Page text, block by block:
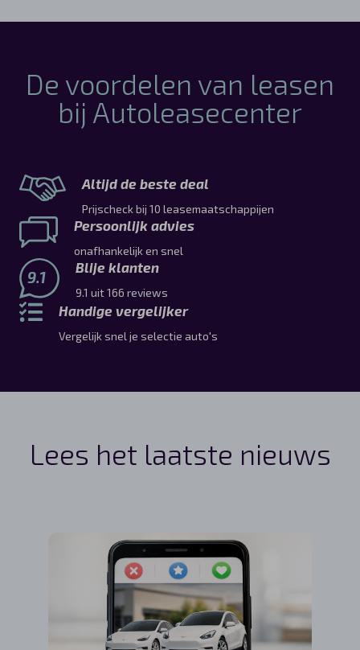
De voordelen van leasen
bij Autoleasecenter
Altijd de beste deal
Prijscheck bij 10 leasemaatschappijen
Persoonlijk advies
onafhankelijk en snel
9.1
Blije klanten
9.1 uit 166 reviews
Handige vergelijker
Vergelijk snel je selectie auto's
Lees het laatste nieuws